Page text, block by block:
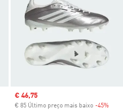
Discount
Sale price
€ 46,75
€ 85 Último preço mais baixo -45%